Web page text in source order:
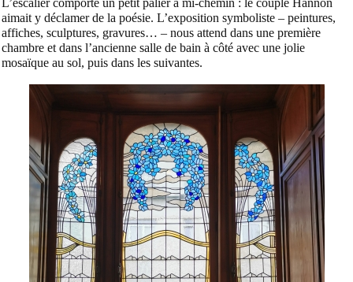
aimait y déclamer de la poésie. L’exposition symboliste – peintures,
affiches, sculptures, gravures… – nous attend dans une première
chambre et dans l’ancienne salle de bain à côté avec une jolie
mosaïque au sol, puis dans les suivantes.